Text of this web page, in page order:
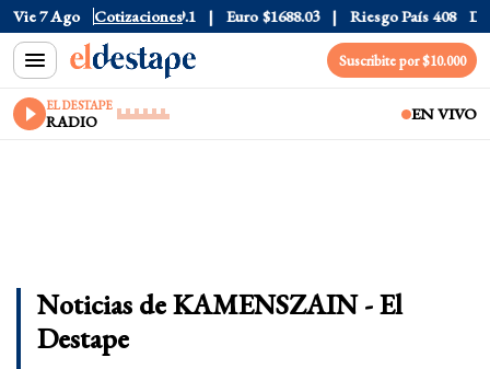
Vie 7 Ago Cotizaciones
Dólar CCL $1579.1 Euro $1688.03 Riesgo País 408
Suscribite por $10.000
EL DESTAPE
RADIO EN VIVO
Noticias de KAMENSZAIN - El
Destape